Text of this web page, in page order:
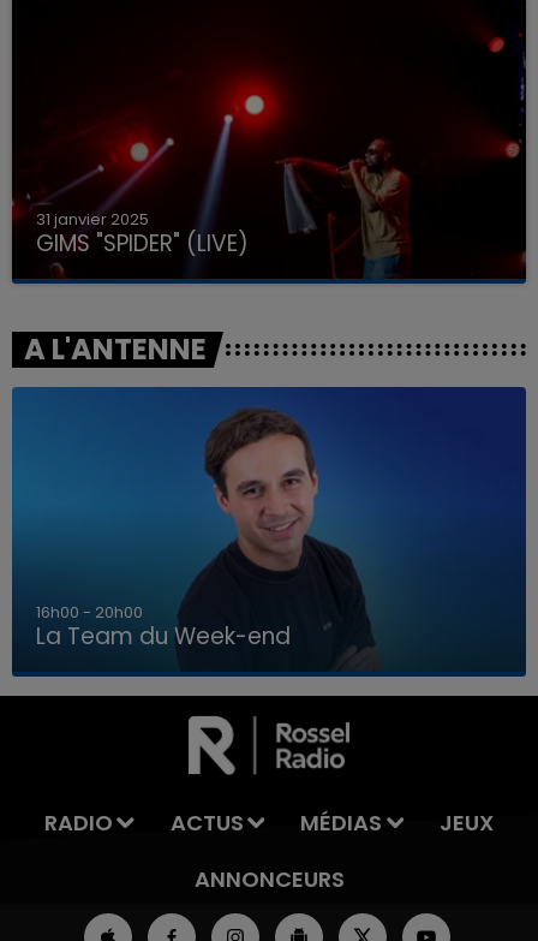
LA TEAM DU WEEK-END
31 janvier 2025
GIMS "SPIDER" (LIVE)
A L'ANTENNE
7h00 - 12h00
La Team du Week-end
RADIO ACTUS MÉDIAS
JEUX
ANNONCEURS